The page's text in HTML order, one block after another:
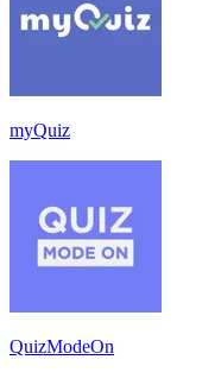
myQuiz
QuizModeOn